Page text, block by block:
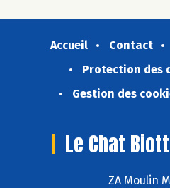
Accueil Contact
Protection des
Gestion des
Le Chat
ZA Moulin